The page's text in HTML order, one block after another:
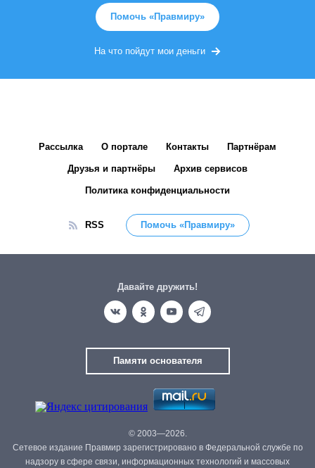
Помочь «Правмиру»
На что пойдут мои деньги
Рассылка О портале Контакты Партнёрам
Друзья и партнёры Архив сервисов
Политика конфиденциальности
RSS Помочь «Правмиру»
Давайте дружить!
Памяти основателя
© 2003—2026.
Сетевое издание Правмир зарегистрировано в Федеральной службе по
надзору в сфере связи, информационных технологий и массовых